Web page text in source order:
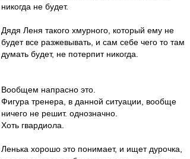
никогда не будет.
Дядя Леня такого хмурного, который ему не
будет все разжевывать, и сам себе чего то там
думать будет, не потерпит никогда.
Вообщем напрасно это.
Фигура тренера, в данной ситуации, вообще
ничего не решит. однозначно.
Хоть гвардиола.
Ленька хорошо это понимает, и ищет дурочка,